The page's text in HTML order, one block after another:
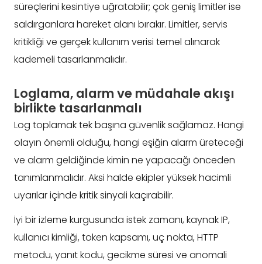
süreçlerini kesintiye uğratabilir; çok geniş limitler ise
saldırganlara hareket alanı bırakır. Limitler, servis
kritikliği ve gerçek kullanım verisi temel alınarak
kademeli tasarlanmalıdır.
Loglama, alarm ve müdahale akışı
birlikte tasarlanmalı
Log toplamak tek başına güvenlik sağlamaz. Hangi
olayın önemli olduğu, hangi eşiğin alarm üreteceği
ve alarm geldiğinde kimin ne yapacağı önceden
tanımlanmalıdır. Aksi halde ekipler yüksek hacimli
uyarılar içinde kritik sinyali kaçırabilir.
İyi bir izleme kurgusunda istek zamanı, kaynak IP,
kullanıcı kimliği, token kapsamı, uç nokta, HTTP
metodu, yanıt kodu, gecikme süresi ve anomali